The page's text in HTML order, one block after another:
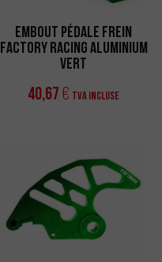
Embout Pédale Frein
Factory Racing Aluminium
Vert
40,67 € TVA incluse